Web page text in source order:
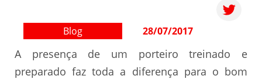
Blog 28/07/2017
A presença de um porteiro treinado e
preparado faz toda a diferença para o bom